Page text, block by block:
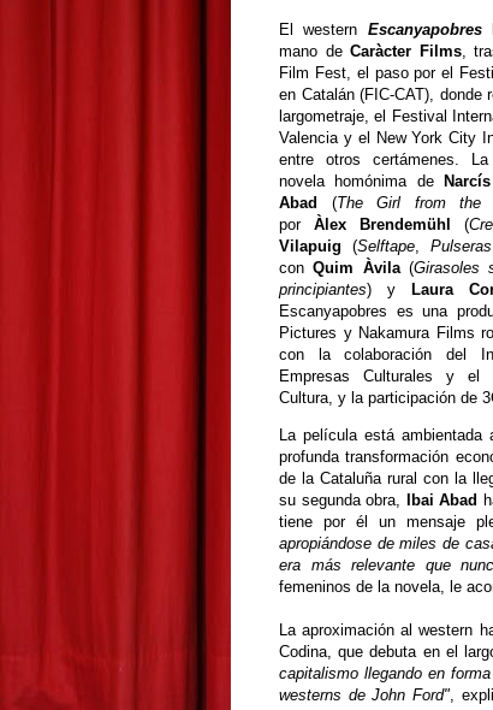
El western Escanyapobres
mano deCaràcter Films,
Film Fest, el paso por el
en Catalán (FIC-CAT), donde
largometraje, el Festival
Valencia y el New York City
entre otros certámenes.
novela homónima de
Abad
(The Girl from the
porÀlex Brendemühl (
Vilapuig (Selftape,
conQuim Àvila(Girasoles
principiantes) y Laura
Escanyapobres es una
Pictures y Nakamura Films
con la colaboración del
Empresas Culturales y el
Cultura, y la participación de
La película está
profunda transformación
de la Cataluña rural con la
su segunda obra,
Ibai Abad
tiene por él un mensaje
apropiándose de miles de
era más relevante que
femeninos de la novela, le
La aproximación al western
Codina, que debuta en el
capitalismo llegando en
westerns de John Ford",